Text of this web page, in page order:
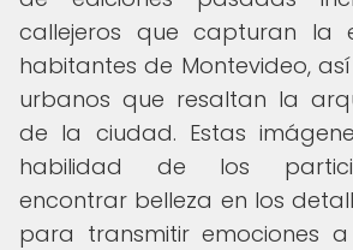
callejeros que capturan la
habitantes de Montevideo,
urbanos que resaltan la
de la ciudad. Estas
habilidad de los
encontrar belleza en los
para transmitir emociones